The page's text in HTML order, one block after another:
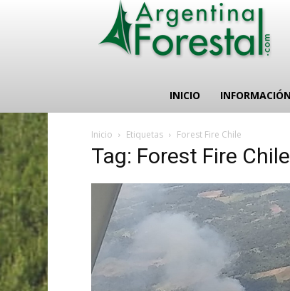
INICIO
Inicio Etiquetas Forest Fire Chile
Tag: Forest Fire Chile